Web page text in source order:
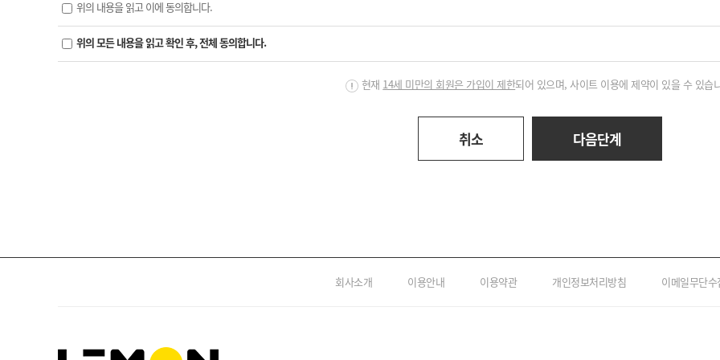
위의 내용을 읽고 이에 동의합니다.
위의 모든 내용을 읽고 확인 후, 전체 동의합니다.
현재 14세 미만의 회원은 가입이 제한되어 있으며, 사이트 이용에 제약이 있을 수 있습
취소 다음단계
회사소개 이용안내 이용약관 개인정보처리방침 이메일무단